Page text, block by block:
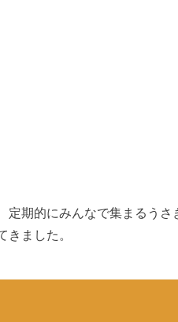
期的にみんなで集まるうさ
ました。